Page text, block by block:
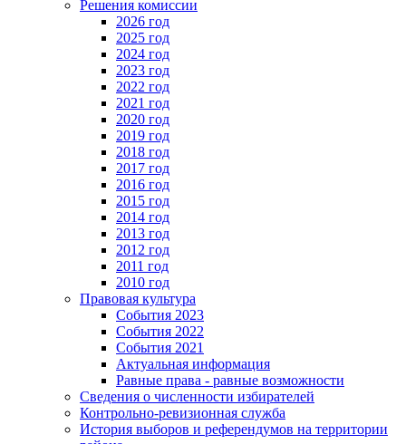
Решения комиссии
2026 год
2025 год
2024 год
2023 год
2022 год
2021 год
2020 год
2019 год
2018 год
2017 год
2016 год
2015 год
2014 год
2013 год
2012 год
2011 год
2010 год
Правовая культура
События 2023
События 2022
События 2021
Актуальная информация
Равные права - равные возможности
Сведения о численности избирателей
Контрольно-ревизионная служба
История выборов и референдумов на территории